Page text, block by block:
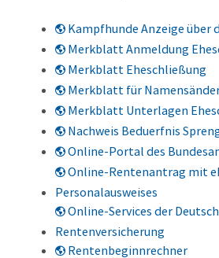
Kampfhunde Anzeige über
Merkblatt Anmeldung
Merkblatt Eheschließung
Merkblatt für
Merkblatt Unterlagen
Nachweis Beduerfnis
Online-Portal des
Online-Rentenantrag mit
Personalausweises
Online-Services der
Rentenversicherung
Rentenbeginnrechner